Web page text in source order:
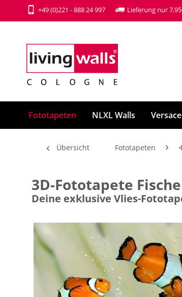
+49 (0)221 - 888 24 997 Lieferung nur
Fototapeten NLXL Walls
Übersicht Fototapeten
3D-Fototapete
Deine exklusive Vlies-